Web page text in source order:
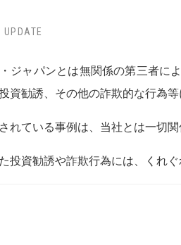
ジャパンとは無関係の第三者に
資勧誘、その他の詐欺的な行為
れている事例は、当社とは一切関
投資勧誘や詐欺行為には、くれ